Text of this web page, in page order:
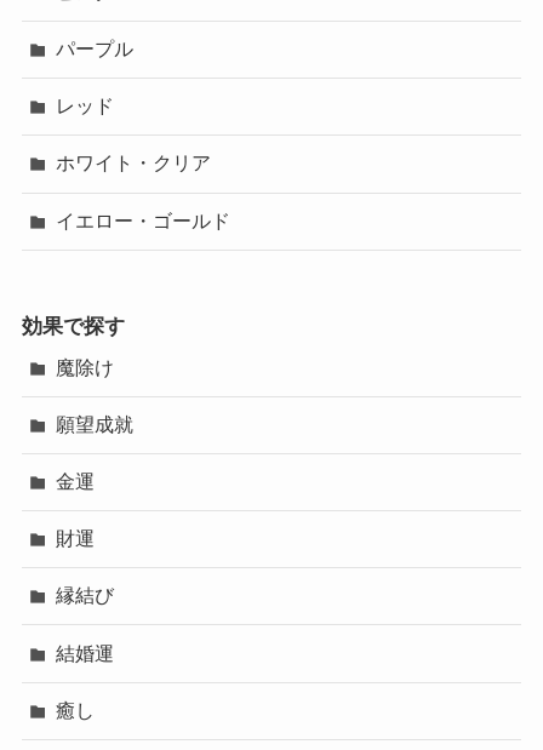
パープル
レッド
ホワイト・クリア
イエロー・ゴールド
効果で探す
魔除け
願望成就
金運
財運
縁結び
結婚運
癒し